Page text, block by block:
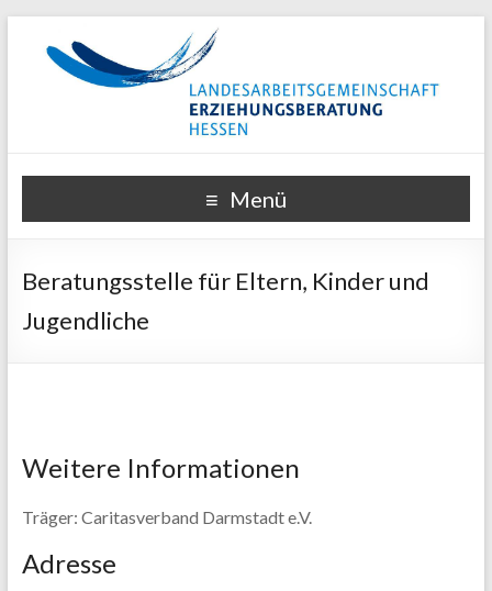
Menü
Beratungsstelle für Eltern, Kinder und
Jugendliche
Weitere Informationen
Träger: Caritasverband Darmstadt e.V.
Adresse